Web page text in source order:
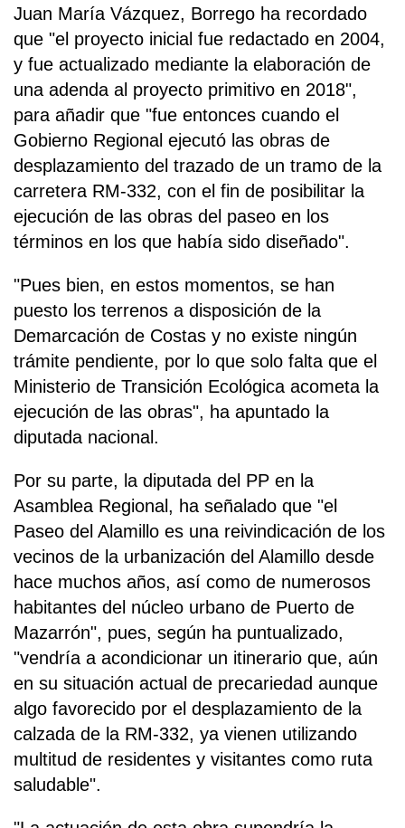
Juan María Vázquez, Borrego ha recordado
que "el proyecto inicial fue redactado en 2004,
y fue actualizado mediante la elaboración de
una adenda al proyecto primitivo en 2018",
para añadir que "fue entonces cuando el
Gobierno Regional ejecutó las obras de
desplazamiento del trazado de un tramo de la
carretera RM-332, con el fin de posibilitar la
ejecución de las obras del paseo en los
términos en los que había sido diseñado".
"Pues bien, en estos momentos, se han
puesto los terrenos a disposición de la
Demarcación de Costas y no existe ningún
trámite pendiente, por lo que solo falta que el
Ministerio de Transición Ecológica acometa la
ejecución de las obras", ha apuntado la
diputada nacional.
Por su parte, la diputada del PP en la
Asamblea Regional, ha señalado que "el
Paseo del Alamillo es una reivindicación de los
vecinos de la urbanización del Alamillo desde
hace muchos años, así como de numerosos
habitantes del núcleo urbano de Puerto de
Mazarrón", pues, según ha puntualizado,
"vendría a acondicionar un itinerario que, aún
en su situación actual de precariedad aunque
algo favorecido por el desplazamiento de la
calzada de la RM-332, ya vienen utilizando
multitud de residentes y visitantes como ruta
saludable".